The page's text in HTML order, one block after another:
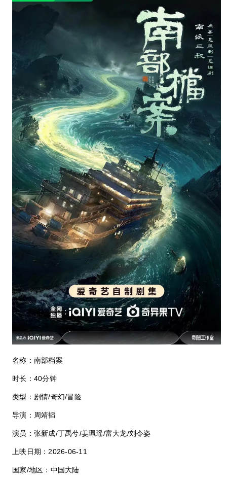
名称：南部档案
时长：40分钟
类型：剧情/奇幻/冒险
导演：周靖韬
演员：张新成/丁禹兮/姜珮瑶/富大龙/刘令姿
上映日期：2026-06-11
国家/地区：中国大陆